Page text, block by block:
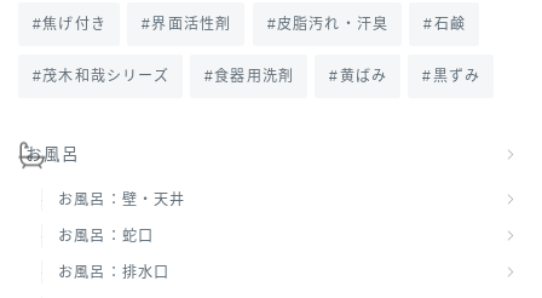
焦げ付き 界面活性剤 皮脂汚れ・汗臭 石鹸
茂木和哉シリーズ 食器用洗剤 黄ばみ 黒ずみ
お風呂
お風呂：壁・天井
お風呂：蛇口
お風呂：排水口